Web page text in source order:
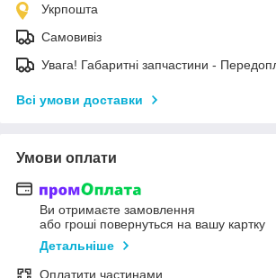
Укрпошта
Самовивіз
Увага! Габаритні запчастини -
Всі умови доставки
Умови оплати
Ви отримаєте замовлення
або гроші повернуться на вашу картку
Детальніше
Оплатити частинами